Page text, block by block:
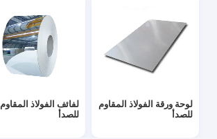
صفيحة فولاذية مجلفنة
أنابيب الصلب Gi
أجوف الصلب الإنشائي
لوحة ورقة الفولاذ المقاوم
للصدأ
لفائف الفولاذ المقاوم
للصدأ